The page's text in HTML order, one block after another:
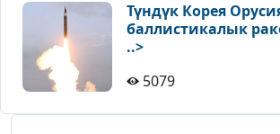
Түндүк Корея
баллистикалык
..>
5079